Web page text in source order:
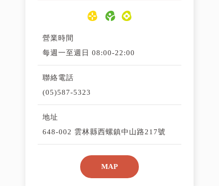
營業時間
每週一至週日 08:00-22:00
聯絡電話
(05)587-5323
地址
648-002 雲林縣西螺鎮中山路217號
MAP